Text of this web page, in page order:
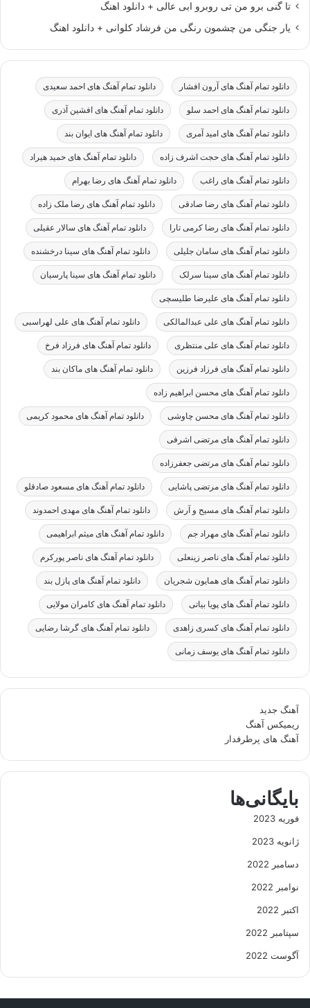
تا گنی برو من تی روبرو ابی عالی + دانلود اهنگ
یار جنگی من چشمون رنگی من فرشاد کلوانی + دانلود اهنگ
دانلود تمام آهنگ های آرون افشار دانلود تمام آهنگ های احمد سعیدی
دانلود تمام آهنگ های احمد سلو دانلود تمام آهنگ های افشین آذری
دانلود تمام آهنگ های امید آمری دانلود تمام آهنگ های ایوان بند
دانلود تمام آهنگ های حجت اشرف زاده دانلود تمام آهنگ های حمید هیراد
دانلود تمام آهنگ های راغب دانلود تمام آهنگ های رضا بهرام
دانلود تمام آهنگ های رضا صادقی دانلود تمام آهنگ های رضا ملک زاده
دانلود تمام آهنگ های رضا کرمی تارا دانلود تمام آهنگ های سالار عقیلی
دانلود تمام آهنگ های سامان جلیلی دانلود تمام آهنگ های سینا درخشنده
دانلود تمام آهنگ های سینا سرلک دانلود تمام آهنگ های سینا پارسیان
دانلود تمام آهنگ های علیرضا طلیسچی
دانلود تمام آهنگ های علی عبدالمالکی دانلود تمام آهنگ های علی لهراسبی
دانلود تمام آهنگ های علی منتظری دانلود تمام آهنگ های فرزاد فرخ
دانلود تمام آهنگ های فرزاد فرزین دانلود تمام آهنگ های ماکان بند
دانلود تمام آهنگ های محسن ابراهیم زاده
دانلود تمام آهنگ های محسن چاوشی دانلود تمام آهنگ های محمود کریمی
دانلود تمام آهنگ های مرتضی اشرفی
دانلود تمام آهنگ های مرتضی جعفرزاده
دانلود تمام آهنگ های مرتضی پاشایی دانلود تمام آهنگ های مسعود صادقلو
دانلود تمام آهنگ های مسیح و آرش دانلود تمام آهنگ های مهدی احمدوند
دانلود تمام آهنگ های مهراد جم دانلود تمام آهنگ های میثم ابراهیمی
دانلود تمام آهنگ های ناصر زینعلی دانلود تمام آهنگ های ناصر پورکرم
دانلود تمام آهنگ های همایون شجریان دانلود تمام آهنگ های پازل بند
دانلود تمام آهنگ های پویا بیاتی دانلود تمام آهنگ های کامران مولایی
دانلود تمام آهنگ های کسری زاهدی دانلود تمام آهنگ های گرشا رضایی
دانلود تمام آهنگ های یوسف زمانی
آهنگ جدید
ریمیکس آهنگ
آهنگ های پرطرفدار
بایگانی‌ها
فوریه 2023
ژانویه 2023
دسامبر 2022
نوامبر 2022
اکتبر 2022
سپتامبر 2022
آگوست 2022